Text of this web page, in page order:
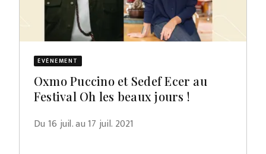
ÉVÈNEMENT
Oxmo Puccino et Sedef Ecer au
Festival Oh les beaux jours !
Du 16 juil. au 17 juil. 2021